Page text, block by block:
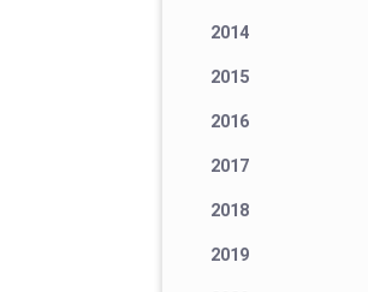
2014
2015
2016
2017
2018
2019